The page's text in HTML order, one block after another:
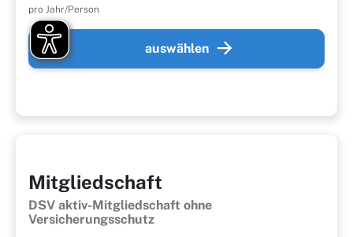
pro Jahr/Person
auswählen
Mitgliedschaft
DSV aktiv-Mitgliedschaft ohne
Versicherungsschutz